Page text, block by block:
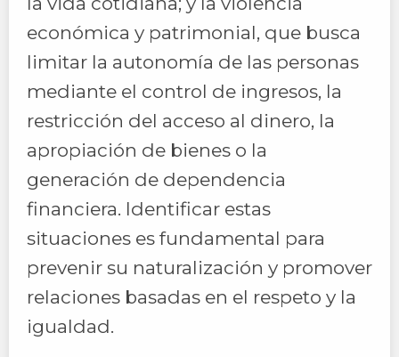
económica y patrimonial, que busca
limitar la autonomía de las personas
mediante el control de ingresos, la
restricción del acceso al dinero, la
apropiación de bienes o la
generación de dependencia
financiera. Identificar estas
situaciones es fundamental para
prevenir su naturalización y promover
relaciones basadas en el respeto y la
igualdad.